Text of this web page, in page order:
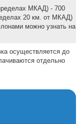
МКАД) - 700
20 км. от МКАД)
можно узнать на
осуществляется до
отдельно